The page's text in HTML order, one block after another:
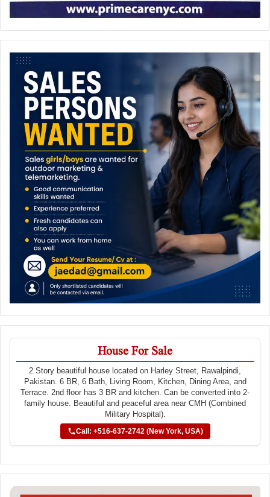
House For Sale
2 Story beautiful house located on Harley Street, Rawalpindi,
Pakistan. 6 BR, 6 Bath, Living Room, Kitchen, Dining Area, and
Terrace. 2nd floor has 3 BR and kitchen. Can be converted into 2-
family house. Beautiful and peaceful area near CMH (Combined
Military Hospital).
Call: +516-637-2742 (New York, USA)